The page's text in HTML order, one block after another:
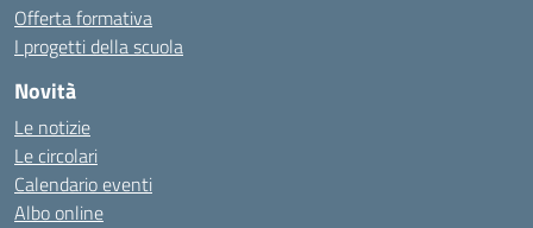
Offerta formativa
I progetti della scuola
Novità
Le notizie
Le circolari
Calendario eventi
Albo online